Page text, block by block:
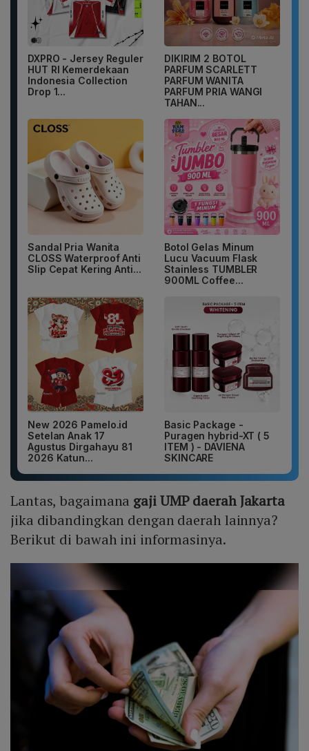
DXPRO - Jersey Reguler
HUT RI Kemerdekaan
Indonesia Collection
Drop 1...
DIKIRIM 2 BOTOL
PARFUM SCARLETT
PARFUM WANITA
PARFUM PRIA WANGI
TAHAN...
Sandal Pria Wanita
CLOSS Waterproof Anti
Slip Cepat Kering Anti...
Botol Gelas Minum
Lucu Vacuum Flask
Stainless TUMBLER
900ML Coffee...
New 2026 Pamelo.id
Setelan Anak 17
Agustus Dirgahayu 81
2026 Katun...
Basic Package -
Puragen hybrid-XT ( 5
ITEM ) - DAVIENA
SKINCARE
Lantas, bagaimana gaji UMP daerah Jakarta
jika dibandingkan dengan daerah lainnya?
Berikut di bawah ini informasinya.